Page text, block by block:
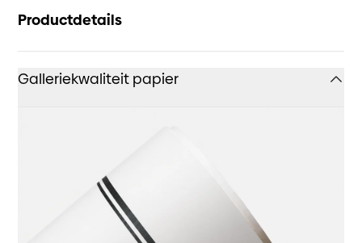
Productdetails
Galleriekwaliteit papier